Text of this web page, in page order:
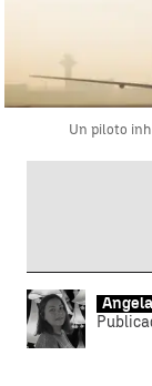
Un piloto